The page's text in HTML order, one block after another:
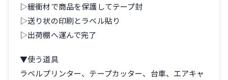
▷緩衝材で商品を保護してテープ封
▷送り状の印刷とラベル貼り
▷出荷棚へ運んで完了
▼使う道具
ラベルプリンター、テープカッター、台車、エアキャ